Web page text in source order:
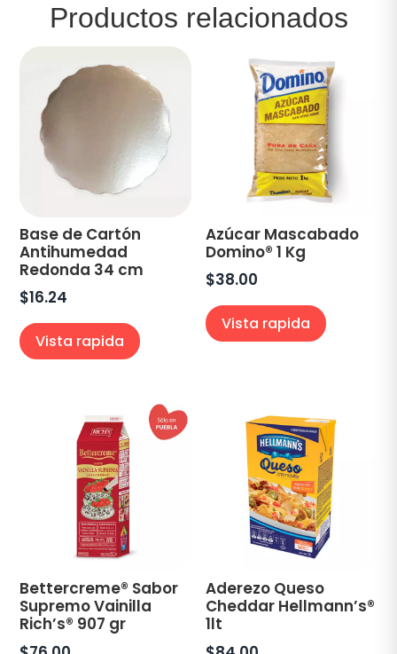
Productos relacionados
Base de Cartón
Antihumedad
Redonda 34 cm
$16.24
Vista rapida
Azúcar Mascabado
Domino® 1 Kg
$38.00
Vista rapida
Bettercreme® Sabor
Supremo Vainilla
Rich’s® 907 gr
Aderezo Queso
Cheddar Hellmann’s®
1lt